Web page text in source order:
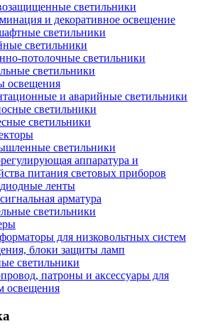
светильники
и декоративное освещение
светильники
светильники
потолочные светильники
светильники
освещения
и аварийные светильники
светильники
светильники
светильники
аппаратура и
питания световых приборов
ленты
арматура
светильники
для низковольтных систем
блоки защиты ламп
светильники
патроны и аксессуары для
освещения